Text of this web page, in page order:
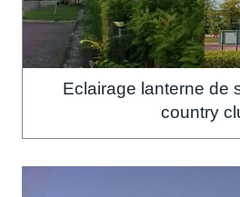
Eclairage lanterne de
country